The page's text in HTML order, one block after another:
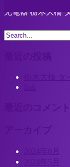
充電器 栃木大橋
栃木大橋 タ
最近のコメント